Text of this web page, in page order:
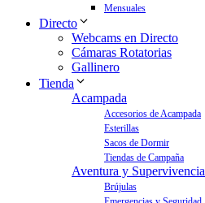
Mensuales
Directo
Webcams en Directo
Cámaras Rotatorias
Gallinero
Tienda
Acampada
Accesorios de Acampada
Esterillas
Sacos de Dormir
Tiendas de Campaña
Aventura y Supervivencia
Brújulas